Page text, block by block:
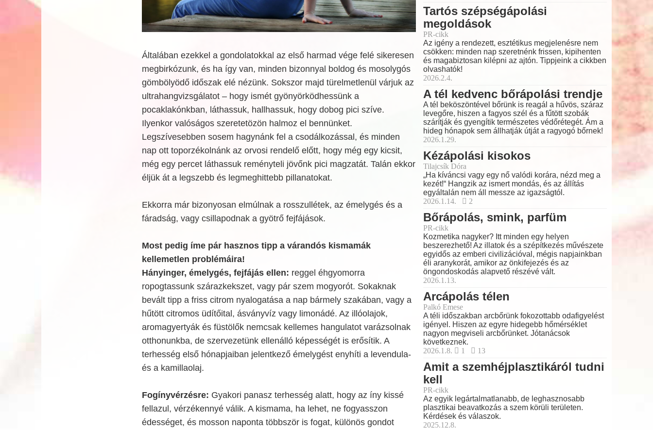
Általában ezekkel a gondolatokkal az első harmad vége felé sikeresen
megbirkózunk, és ha így van, minden bizonnyal boldog és mosolygós
gömbölyödő időszak elé nézünk. Sokszor majd türelmetlenül várjuk az
ultrahangvizsgálatot – hogy ismét gyönyörködhessünk a
pocaklakónkban, láthassuk, hallhassuk, hogy dobog pici szíve.
Ilyenkor valóságos szeretetözön halmoz el bennünket.
Legszívesebben sosem hagynánk fel a csodálkozással, és minden
nap ott toporzékolnánk az orvosi rendelő előtt, hogy még egy kicsit,
még egy percet láthassuk reményteli jövőnk pici magzatát. Talán ekkor
éljük át a legszebb és legmeghittebb pillanatokat.
Ekkorra már bizonyosan elmúlnak a rosszullétek, az émelygés és a
fáradság, vagy csillapodnak a gyötrő fejfájások.
Most pedig íme pár hasznos tipp a várandós kismamák
kellemetlen problémáira!
Hányinger, émelygés, fejfájás ellen: reggel éhgyomorra
ropogtassunk szárazkekszet, vagy pár szem mogyorót. Sokaknak
bevált tipp a friss citrom nyalogatása a nap bármely szakában, vagy a
hűtött citromos üdítőital, ásványvíz vagy limonádé. Az illóolajok,
aromagyertyák és füstölők nemcsak kellemes hangulatot varázsolnak
otthonunkba, de szervezetünk ellenálló képességét is erősítik. A
terhesség első hónapjaiban jelentkező émelygést enyhíti a levendula-
és a kamillaolaj.
Fogínyvérzésre: Gyakori panasz terhesség alatt, hogy az íny kissé
fellazul, vérzékennyé válik. A kismama, ha lehet, ne fogyasszon
édességet, és mosson naponta többször is fogat, különös gondot
Tartós szépségápolási
megoldások
PR-cikk
Az igény a rendezett, esztétikus megjelenésre nem
csökken: minden nap szeretnénk frissen, kipihenten
és magabiztosan kilépni az ajtón. Tippjeink a cikkben
olvashatók!
2026.2.4.
A tél kedvenc bőrápolási trendje
A tél beköszöntével bőrünk is reagál a hűvös, száraz
levegőre, hiszen a fagyos szél és a fűtött szobák
szárítják és gyengítik természetes védőrétegét. Ám a
hideg hónapok sem állhatják útját a ragyogó bőrnek!
2026.1.29.
Kézápolási kisokos
Tilajcsík Dóra
„Ha kíváncsi vagy egy nő valódi korára, nézd meg a
kezét!“ Hangzik az ismert mondás, és az állítás
egyáltalán nem áll messze az igazságtól.
2026.1.14.
2
Bőrápolás, smink, parfüm
PR-cikk
Kozmetika nagyker? Itt minden egy helyen
beszerezhető! Az illatok és a szépítkezés művészete
egyidős az emberi civilizációval, mégis napjainkban
éli aranykorát, amikor az önkifejezés és az
öngondoskodás alapvető részévé vált.
2026.1.13.
Arcápolás télen
Palkó Emese
A téli időszakban arcbőrünk fokozottabb odafigyelést
igényel. Hiszen az egyre hidegebb hőmérséklet
nagyon megviseli arcbőrünket. Jótanácsok
következnek.
2026.1.8.
1 13
Amit a szemhéjplasztikáról tudni
kell
PR-cikk
Az egyik legártalmatlanabb, de leghasznosabb
plasztikai beavatkozás a szem körüli területen.
Kérdések és válaszok.
2025.12.8.